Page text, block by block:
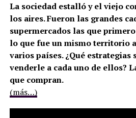
La sociedad estalló y el viejo
los aires. Fueron las grandes
supermercados las que
lo que fue un mismo territorio
varios países. ¿Qué estrategias
venderle a cada uno de ellos?
que compran.
(más…)